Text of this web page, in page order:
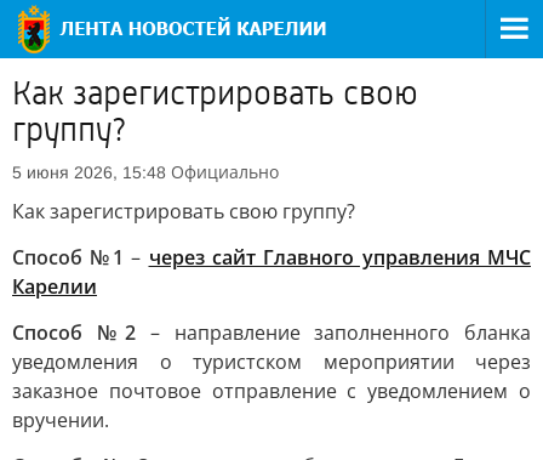
Как зарегистрировать свою
группу?
5 июня 2026, 15:48 Официально
Как зарегистрировать свою группу?
Способ №1 – через сайт Главного управления МЧС
Карелии
Способ №2 – направление заполненного бланка
уведомления о туристском мероприятии через
заказное почтовое отправление с уведомлением о
вручении.